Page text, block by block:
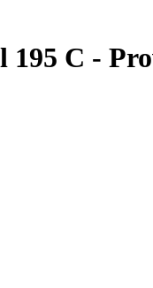
195 C -